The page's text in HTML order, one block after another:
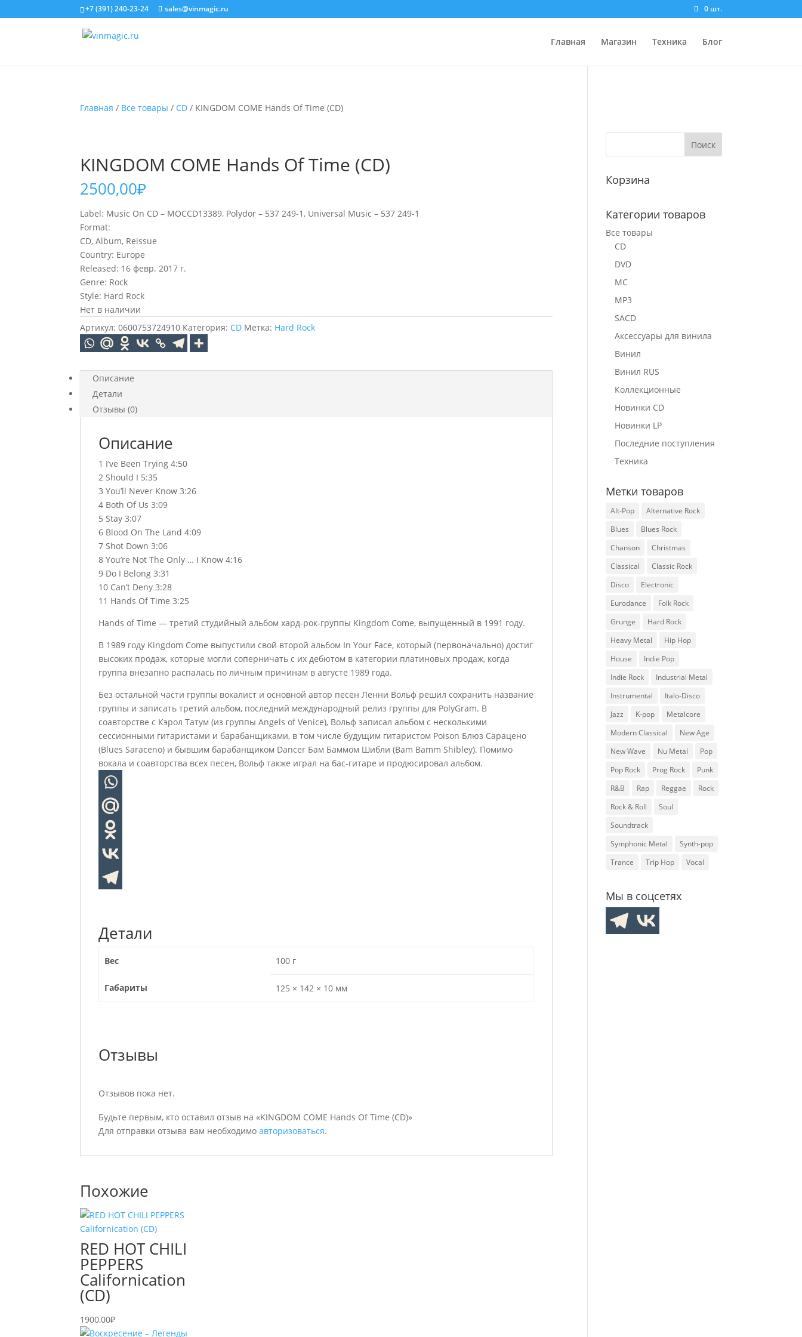
+7 (391) 240-23-24 sales@vinmagic.ru 0 шт.
Главная Магазин Техника Блог
Главная / Все товары / CD / KINGDOM COME Hands Of Time (CD)
KINGDOM COME Hands Of Time (CD)
2500,00₽
Label: Music On CD – MOCCD13389, Polydor – 537 249-1, Universal Music – 537 249-1
Format:
CD, Album, Reissue
Country: Europe
Released: 16 февр. 2017 г.
Genre: Rock
Style: Hard Rock
Нет в наличии
Артикул:0600753724910 Категория: CD Метка: Hard Rock
Описание
Детали
Отзывы (0)
Описание
1 I’ve Been Trying 4:50
2 Should I 5:35
3 You’ll Never Know 3:26
4 Both Of Us 3:09
5 Stay 3:07
6 Blood On The Land 4:09
7 Shot Down 3:06
8 You’re Not The Only … I Know 4:16
9 Do I Belong 3:31
10 Can’t Deny 3:28
11 Hands Of Time 3:25
Hands of Time — третий студийный альбом хард-рок-группы Kingdom Come, выпущенный в 1991 году.
В 1989 году Kingdom Come выпустили свой второй альбом In Your Face, который (первоначально) достиг
высоких продаж, которые могли соперничать с их дебютом в категории платиновых продаж, когда
группа внезапно распалась по личным причинам в августе 1989 года.
Без остальной части группы вокалист и основной автор песен Ленни Вольф решил сохранить название
группы и записать третий альбом, последний международный релиз группы для PolyGram. В
соавторстве с Кэрол Татум (из группы Angels of Venice), Вольф записал альбом с несколькими
сессионными гитаристами и барабанщиками, в том числе будущим гитаристом Poison Блюз Сарацено
(Blues Saraceno) и бывшим барабанщиком Dancer Бам Баммом Шибли (Bam Bamm Shibley). Помимо
вокала и соавторства всех песен, Вольф также играл на бас-гитаре и продюсировал альбом.
Детали
Вес 100 г
Габариты 125 × 142 × 10 мм
Отзывы
Отзывов пока нет.
Будьте первым, кто оставил отзыв на «KINGDOM COME Hands Of Time (CD)»
Для отправки отзыва вам необходимоавторизоваться.
Похожие
RED HOT CHILI
PEPPERS
Californication
(CD)
1900,00₽
Корзина
Категории товаров
Все товары
CD
DVD
MC
MP3
SACD
Аксессуары для винила
Винил
Винил RUS
Коллекционные
Новинки CD
Новинки LP
Последние поступления
Техника
Метки товаров
Alt-Pop
Alternative Rock
Blues
Blues Rock
Chanson
Christmas
Classical
Classic Rock
Disco
Electronic
Eurodance
Folk Rock
Grunge
Hard Rock
Heavy Metal
Hip Hop
House
Indie Pop
Indie Rock
Industrial Metal
Instrumental
Italo-Disco
Jazz
K-pop
Metalcore
Modern Classical
New Age
New Wave
Nu Metal
Pop
Pop Rock
Prog Rock
Punk
R&B
Rap Reggae
Rock
Rock & Roll
Soul
Soundtrack
Symphonic Metal
Synth-pop
Trance
Trip Hop Vocal
Мы в соцсетях